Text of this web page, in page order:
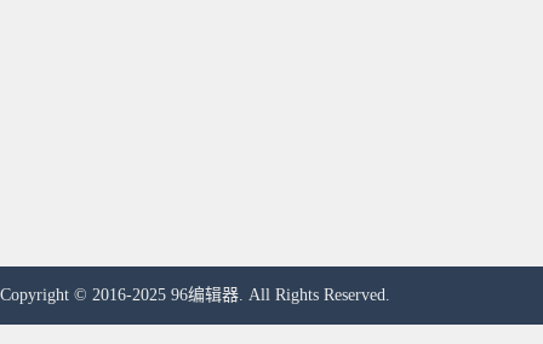
Copyright © 2016-2025 96编辑器. All Rights Reserved.